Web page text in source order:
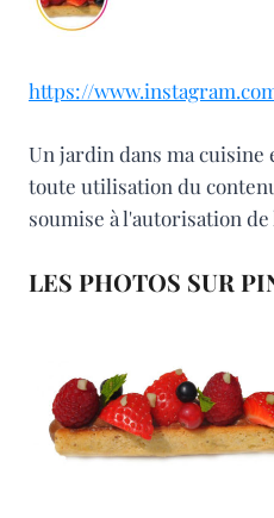
https://
Un jardin dans ma cuisine
toute utilisation du
soumise à l'autorisation
LES PHOTOS SUR